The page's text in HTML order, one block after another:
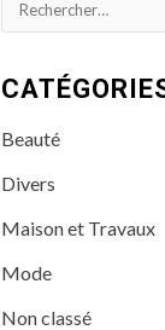
Beauté
Divers
Maison et Travaux
Mode
Non classé